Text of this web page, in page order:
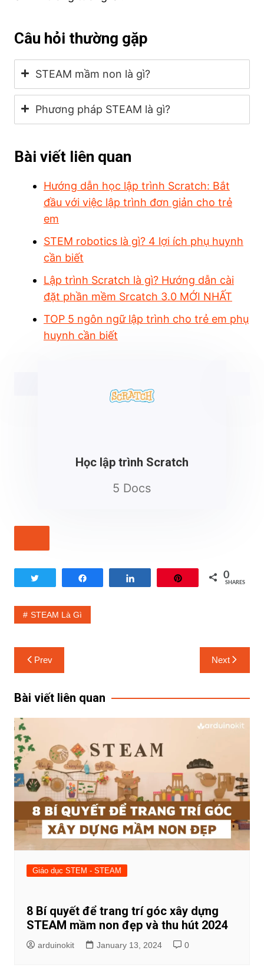
Câu hỏi thường gặp
STEAM mầm non là gì?
Phương pháp STEAM là gì?
Bài viết liên quan
Hướng dẫn học lập trình Scratch: Bắt
đầu với việc lập trình đơn giản cho trẻ
em
STEM robotics là gì? 4 lợi ích phụ huynh
cần biết
Lập trình Scratch là gì? Hướng dẫn cài
đặt phần mềm Srcatch 3.0 MỚI NHẤT
TOP 5 ngôn ngữ lập trình cho trẻ em phụ
huynh cần biết
Học lập trình Scratch
5 Docs
0
SHARES
STEAM Là Gì
Prev Next
Bài viết liên quan
Giáo dục STEM - STEAM
8 Bí quyết để trang trí góc xây dựng
STEAM mầm non đẹp và thu hút 2024
arduinokit January 13, 2024 0